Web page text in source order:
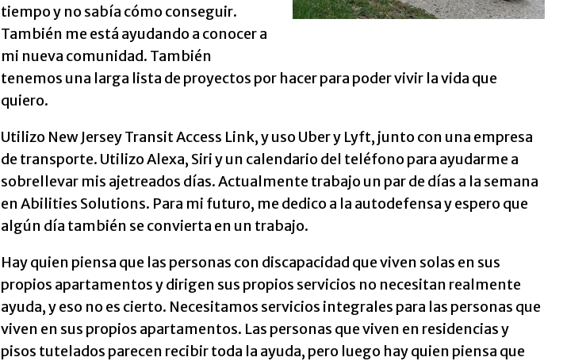
tiempo y no sabía cómo conseguir.
También me está ayudando a conocer a
mi nueva comunidad. También
tenemos una larga lista de proyectos por hacer para poder vivir la vida que
quiero.
Utilizo New Jersey Transit Access Link, y uso Uber y Lyft, junto con una empresa
de transporte. Utilizo Alexa, Siri y un calendario del teléfono para ayudarme a
sobrellevar mis ajetreados días. Actualmente trabajo un par de días a la semana
en Abilities Solutions. Para mi futuro, me dedico a la autodefensa y espero que
algún día también se convierta en un trabajo.
Hay quien piensa que las personas con discapacidad que viven solas en sus
propios apartamentos y dirigen sus propios servicios no necesitan realmente
ayuda, y eso no es cierto. Necesitamos servicios integrales para las personas que
viven en sus propios apartamentos. Las personas que viven en residencias y
pisos tutelados parecen recibir toda la ayuda, pero luego hay quien piensa que